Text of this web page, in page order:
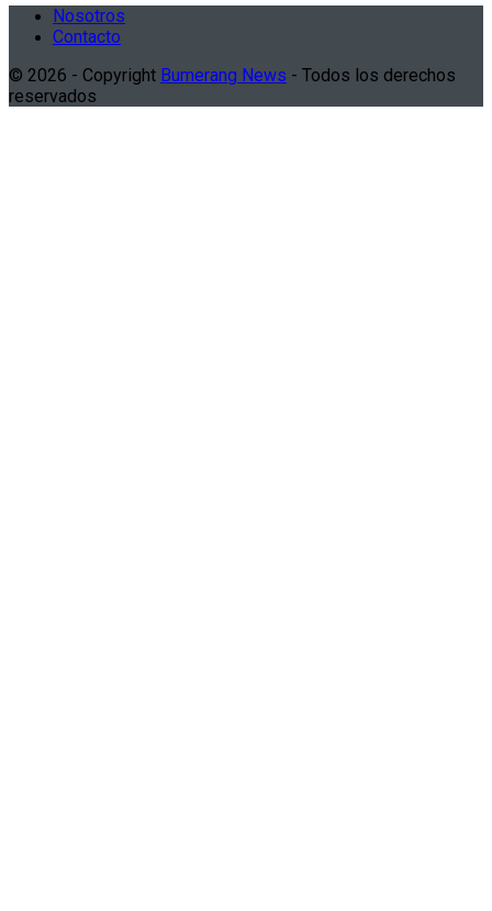
Nosotros
Contacto
© 2026 - Copyright Bumerang News - Todos los derechos
reservados